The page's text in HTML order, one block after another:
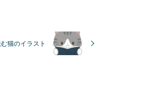
猫のイラスト